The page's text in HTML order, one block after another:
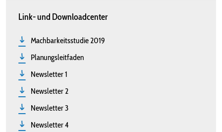
Link- und Downloadcenter
Machbarkeitsstudie 2019
Planungsleitfaden
Newsletter 1
Newsletter 2
Newsletter 3
Newsletter 4